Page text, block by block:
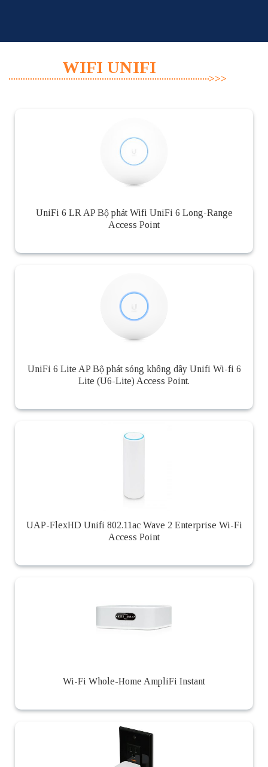
WIFI UNIFI
UniFi 6 LR AP Bộ phát Wifi UniFi 6 Long-Range
Access Point
UniFi 6 Lite AP Bộ phát sóng không dây Unifi Wi-fi 6
Lite (U6-Lite) Access Point.
UAP-FlexHD Unifi 802.11ac Wave 2 Enterprise Wi-Fi
Access Point
Wi-Fi Whole-Home AmpliFi Instant